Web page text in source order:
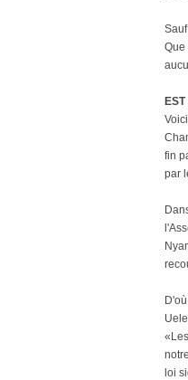
Que
fin
par
loi